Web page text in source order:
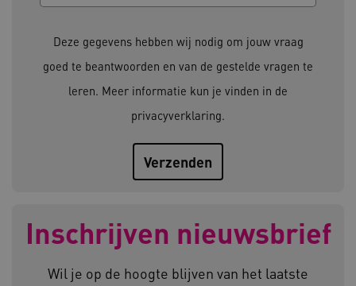
Deze gegevens hebben wij nodig om jouw vraag
goed te beantwoorden en van de gestelde vragen te
leren. Meer informatie kun je vinden in de
privacyverklaring.
Inschrijven nieuwsbrief
Wil je op de hoogte blijven van het laatste
worden altijd geplaatst en maken geen inbreuk
op uw privacy.
.youtube.com